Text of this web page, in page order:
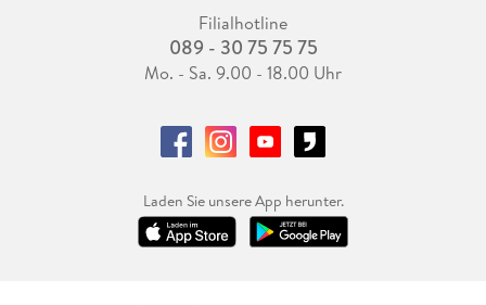
Filialhotline
089 - 30 75 75 75
Mo. - Sa. 9.00 - 18.00 Uhr
Laden Sie unsere App herunter.